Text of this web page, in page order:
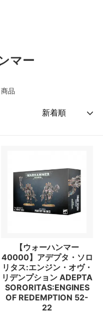
マー
商品
【ウォーハンマー
40000】アデプタ・ソロ
リタス:エンジン・オヴ・
リデンプション ADEPTA
SORORITAS:ENGINES
OF REDEMPTION 52-
22